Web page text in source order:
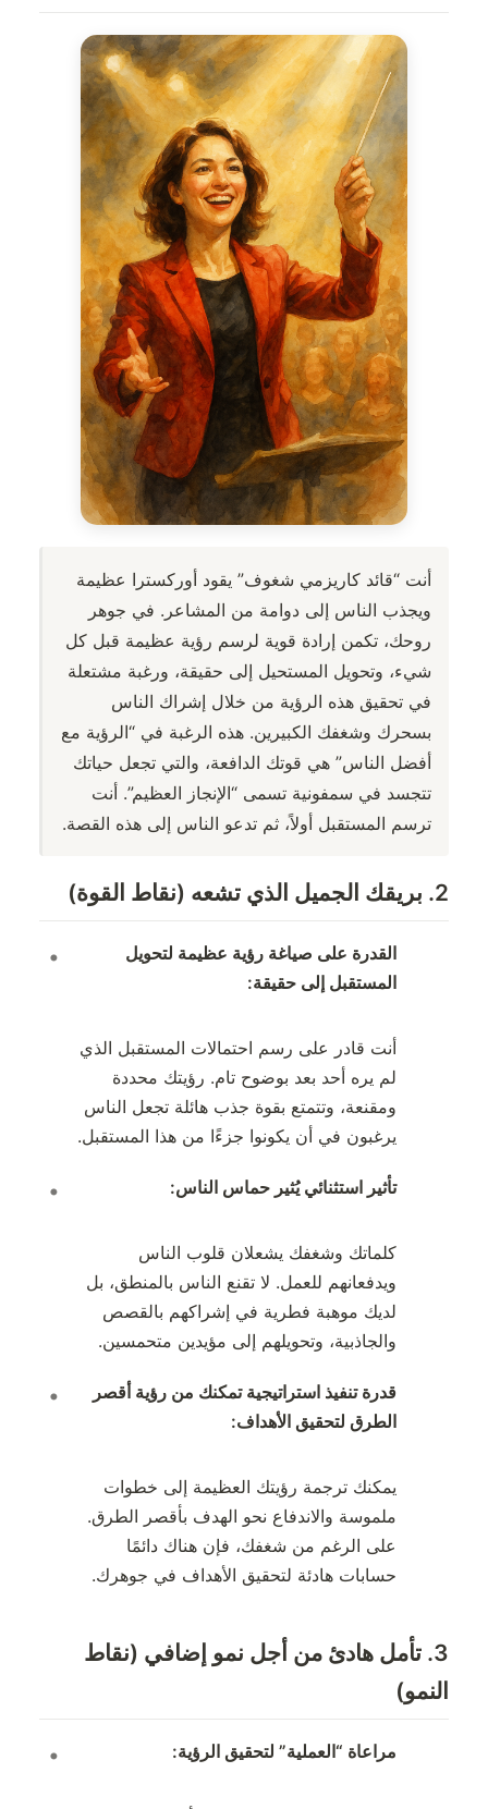
أنت “قائد كاريزمي شغوف” يقود أوركسترا عظيمة
ويجذب الناس إلى دوامة من المشاعر. في جوهر
روحك، تكمن إرادة قوية لرسم رؤية عظيمة قبل كل
شيء، وتحويل المستحيل إلى حقيقة، ورغبة مشتعلة
في تحقيق هذه الرؤية من خلال إشراك الناس
بسحرك وشغفك الكبيرين. هذه الرغبة في “الرؤية مع
أفضل الناس” هي قوتك الدافعة، والتي تجعل حياتك
تتجسد في سمفونية تسمى “الإنجاز العظيم”. أنت
ترسم المستقبل أولاً، ثم تدعو الناس إلى هذه القصة.
2. بريقك الجميل الذي تشعه (نقاط القوة)
القدرة على صياغة رؤية عظيمة لتحويل
المستقبل إلى حقيقة:
أنت قادر على رسم احتمالات المستقبل الذي
لم يره أحد بعد بوضوح تام. رؤيتك محددة
ومقنعة، وتتمتع بقوة جذب هائلة تجعل الناس
يرغبون في أن يكونوا جزءًا من هذا المستقبل.
تأثير استثنائي يُثير حماس الناس:
كلماتك وشغفك يشعلان قلوب الناس
ويدفعانهم للعمل. لا تقنع الناس بالمنطق، بل
لديك موهبة فطرية في إشراكهم بالقصص
والجاذبية، وتحويلهم إلى مؤيدين متحمسين.
قدرة تنفيذ استراتيجية تمكنك من رؤية أقصر
الطرق لتحقيق الأهداف:
يمكنك ترجمة رؤيتك العظيمة إلى خطوات
ملموسة والاندفاع نحو الهدف بأقصر الطرق.
على الرغم من شغفك، فإن هناك دائمًا
حسابات هادئة لتحقيق الأهداف في جوهرك.
3. تأمل هادئ من أجل نمو إضافي (نقاط
النمو)
مراعاة “العملية” لتحقيق الرؤية: